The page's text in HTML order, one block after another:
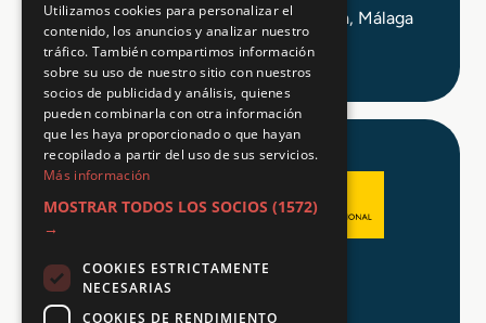
C/ Alameda Principal 21, 2ª Planta, Málaga
Aviso legal
Política de Privacidad
Utilizamos cookies para personalizar el
contenido, los anuncios y analizar nuestro
tráfico. También compartimos información
sobre su uso de nuestro sitio con nuestros
socios de publicidad y análisis, quienes
pueden combinarla con otra información
que les haya proporcionado o que hayan
recopilado a partir del uso de sus servicios.
Más información
MOSTRAR TODOS LOS SOCIOS (1572)
→
COOKIES ESTRICTAMENTE
NECESARIAS
COOKIES DE RENDIMIENTO